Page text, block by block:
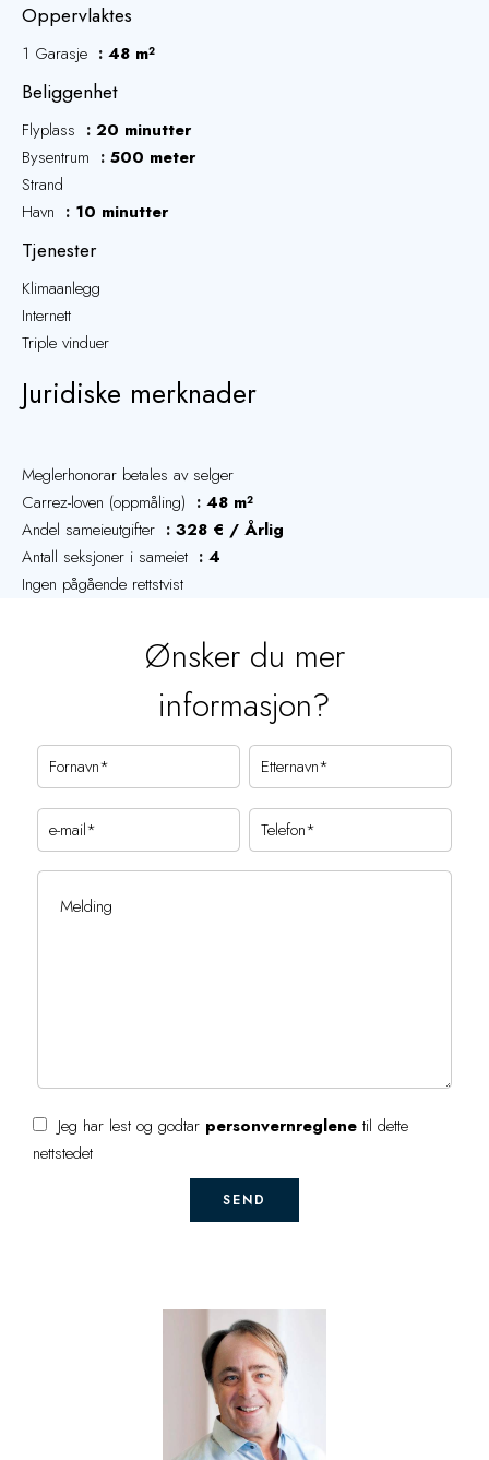
Oppervlaktes
1 Garasje 48 m²
Beliggenhet
Flyplass
20 minutter
Bysentrum
500 meter
Strand
Havn
10 minutter
Tjenester
Klimaanlegg
Internett
Triple vinduer
Juridiske merknader
Meglerhonorar betales av selger
Carrez-loven (oppmåling)
48 m²
Andel sameieutgifter
328 € / Årlig
Antall seksjoner i sameiet
4
Ingen pågående rettstvist
Ønsker du mer
informasjon?
Jeg har lest og godtar personvernreglene til dette
nettstedet
SEND